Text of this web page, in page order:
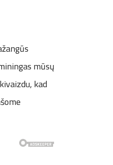
mūsų
kad